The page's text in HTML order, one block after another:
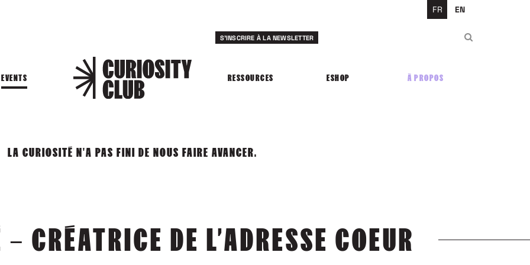
FR EN
EVENTS RESSOURCES ESHOP À PROPOS
S'INSCRIRE À LA NEWSLETTER
LA CURIOSITÉ N'A PAS FINI DE NOUS FAIRE AVANCER.
CRÉATRICE DE L’ADRESSE COEUR